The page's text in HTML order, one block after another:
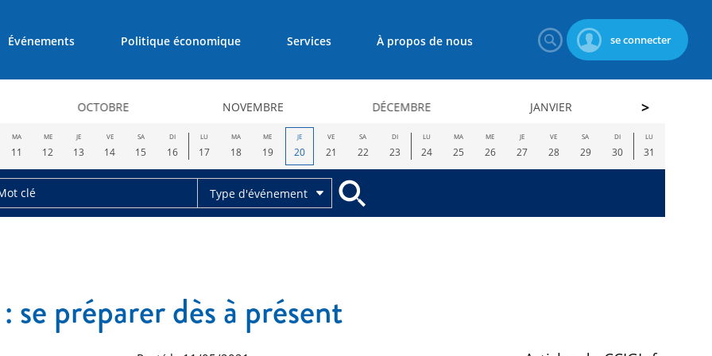
se connecter
Événements Politique économique Services À propos de nous
OCTOBRE NOVEMBRE DÉCEMBRE JANVIER
MA
11
ME
12
JE
13
VE
14
SA
15
DI
16
LU
17
MA
18
ME
19
JE
20
VE
21
SA
22
DI
23
LU
24
MA
25
ME
26
JE
27
VE
28
SA
29
DI
30
LU
31
Type d'événement
préparer dès à présent